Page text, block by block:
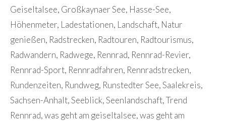
Geiseltalsee, Großkaynaer See, Hasse-See,
Höhenmeter, Ladestationen, Landschaft, Natur
genießen, Radstrecken, Radtouren, Radtourismus,
Radwandern, Radwege, Rennrad, Rennrad-Revier,
Rennrad-Sport, Rennradfahren, Rennradstrecken,
Rundenzeiten, Rundweg, Runstedter See,Saalekreis,
Sachsen-Anhalt,Seeblick,Seenlandschaft,Trend
Rennrad,was geht am geiseltalsee,was geht am